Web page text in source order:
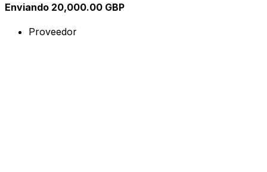
Enviando 20,000.00 GBP
Proveedor